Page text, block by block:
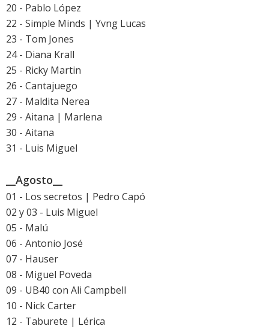
20 - Pablo López
22 - Simple Minds | Yvng Lucas
23 - Tom Jones
24 - Diana Krall
25 - Ricky Martin
26 - Cantajuego
27 - Maldita Nerea
29 - Aitana | Marlena
30 - Aitana
31 - Luis Miguel
__Agosto__
01 - Los secretos | Pedro Capó
02 y 03 - Luis Miguel
05 - Malú
06 - Antonio José
07 - Hauser
08 - Miguel Poveda
09 - UB40 con Ali Campbell
10 - Nick Carter
12 - Taburete | Lérica